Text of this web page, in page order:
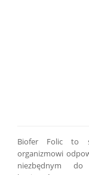
Biofer Folic to
organizmowi
niezbędnym do